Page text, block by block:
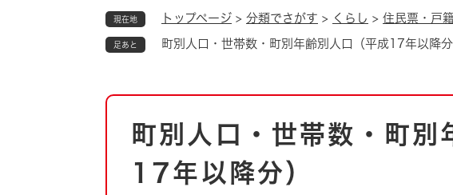
住民票・戸籍
ごみ・衛生・動物 救急・消防
防災・防犯 上水道・下水道
自然・環境・公園 住宅
学校 子育て
福祉・健康・生活 入
環
観光 市の概要
市政
市役所・
現在地 トップページ > 分類でさがす > くらし > 住民票・戸
足あと 町別人口・世帯数・町別年齢別人口（平成17年以降分
本
町別人口・世帯数・町別
17年以降分）